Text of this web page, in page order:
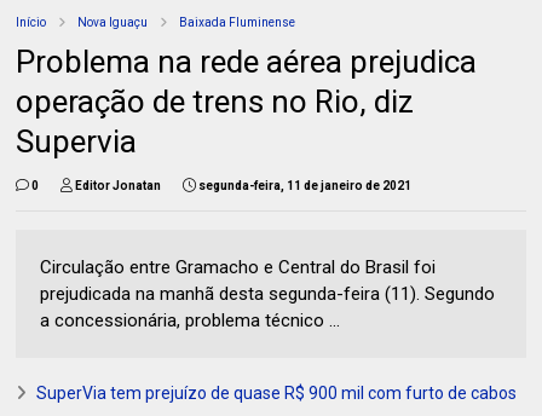
Início Nova Iguaçu Baixada Fluminense
Problema na rede aérea prejudica
operação de trens no Rio, diz
Supervia
0 Editor Jonatan segunda-feira, 11 de janeiro de 2021
Circulação entre Gramacho e Central do Brasil foi
prejudicada na manhã desta segunda-feira (11). Segundo
a concessionária, problema técnico ...
SuperVia tem prejuízo de quase R$ 900 mil com furto de cabos